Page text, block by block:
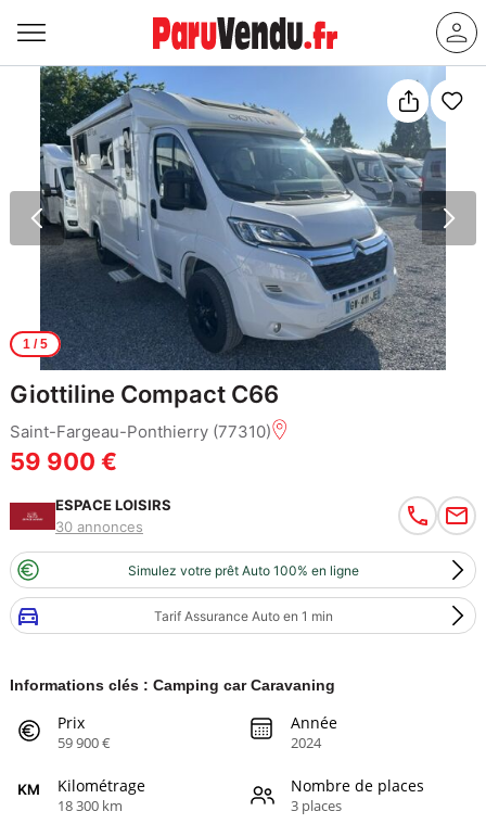
1/ 5
Giottiline Compact C66
Saint-Fargeau-Ponthierry (77310)
59 900 €
ESPACE LOISIRS
30 annonces
Simulez votre prêt Auto 100% en ligne
Tarif Assurance Auto en 1 min
Informations clés : Camping car Caravaning
Prix
59 900 €
Année
2024
Kilométrage
18 300 km
Nombre de places
3 places